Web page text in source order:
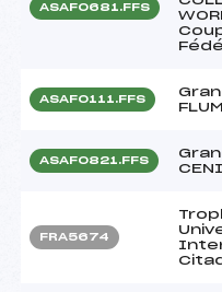
ASAF0681.FFS
ASAF0111.FFS
ASAF0821.FFS
FRA5674